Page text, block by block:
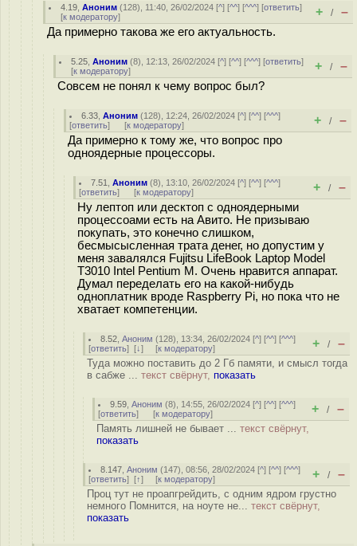
4.19 ,Аноним (128), 11:40, 26/02/2024 [^] [^^] [^^^] [ответить]
[к модератору] + / –
Да примерно такова же его актуальность.
5.25 ,Аноним (8), 12:13, 26/02/2024 [^] [^^] [^^^] [ответить]
[к модератору] + / –
Совсем не понял к чему вопрос был?
6.33 ,Аноним (128), 12:24, 26/02/2024 [^] [^^] [^^^]
[ответить] [к модератору] + / –
Да примерно к тому же, что вопрос про
одноядерные процессоры.
7.51 ,Аноним (8), 13:10, 26/02/2024 [^] [^^] [^^^]
[ответить] [к модератору] + / –
Ну лептоп или десктоп с одноядерными
процессоами есть на Авито. Не призываю
покупать, это конечно слишком,
бесмысысленная трата денег, но допустим у
меня завалялся Fujitsu LifeBook Laptop Model
T3010 Intel Pentium M. Очень нравится аппарат.
Думал переделать его на какой-нибудь
одноплатник вроде Raspberry Pi, но пока что не
хватает компетенции.
8.52 ,Аноним (128), 13:34, 26/02/2024 [^] [^^] [^^^]
[ответить] [↓] [к модератору] + / –
Туда можно поставить до 2 Гб памяти, и смысл тогда
в сабже ... текст свёрнут, показать
9.59 ,Аноним (8), 14:55, 26/02/2024 [^] [^^] [^^^]
[ответить] [к модератору] + / –
Память лишней не бывает ... текст свёрнут,
показать
8.147 ,Аноним (147), 08:56, 28/02/2024 [^] [^^] [^^^]
[ответить] [↑] [к модератору] + / –
Проц тут не проапгрейдить, с одним ядром грустно
немного Помнится, на ноуте не... текст свёрнут,
показать